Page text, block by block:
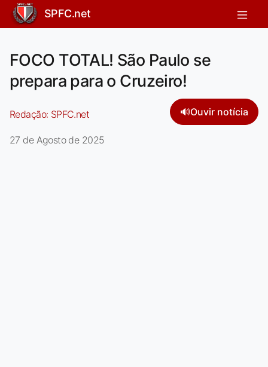
SPFC.net
FOCO TOTAL! São Paulo se
prepara para o Cruzeiro!
Redação: SPFC.net 🔊Ouvir notícia
27 de Agosto de 2025